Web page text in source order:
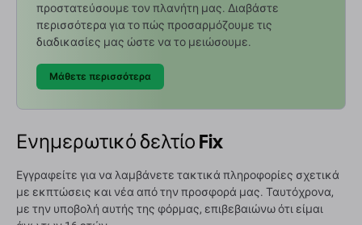
προστατεύσουμε τον πλανήτη μας. Διαβάστε
περισσότερα για το πώς προσαρμόζουμε τις
διαδικασίες μας ώστε να το μειώσουμε.
Μάθετε περισσότερα
Ενημερωτικό δελτίο Fix
Εγγραφείτε για να λαμβάνετε τακτικά πληροφορίες σχετικά
με εκπτώσεις και νέα από την προσφορά μας. Ταυτόχρονα,
με την υποβολή αυτής της φόρμας, επιβεβαιώνω ότι είμαι